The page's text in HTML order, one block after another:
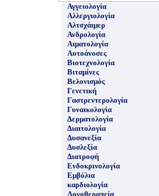
Αγγειολογία
Αλλεργιολογία
Αλτσχάιμερ
Ανδρολογία
Αιματολογία
Αυτοάνοσες
Βιοτεχνολογία
Βιταμίνες
Βελονισμός
Γενετική
Γαστρεντερολογία
Γυναικολογία
Δερματολογία
Διαιτολογία
Δυσανεξία
Δυσλεξία
Διατροφή
Ενδοκρινολογία
Εμβόλια
καρδιολογία
Λογοθεραπεία